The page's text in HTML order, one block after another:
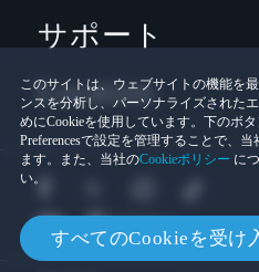
このサイトは、ウェブサイトの機能を
ンスを分析し、パーソナライズされた
めにCookieを使用しています。下のボ
Preferencesで設定を管理することで、
ます。また、当社のCookieポリシー に
い。
すべてのCookieを受け
サポート
Location